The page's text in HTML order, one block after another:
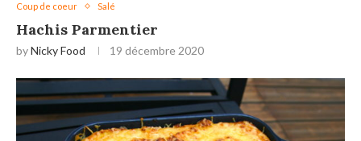
Coup de coeur Salé
Hachis Parmentier
byNicky Food 19 décembre 2020